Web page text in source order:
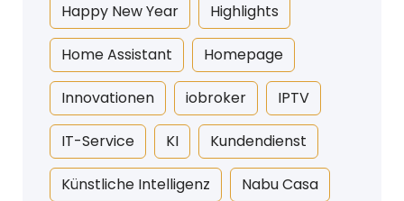
Happy New Year Highlights
Home Assistant Homepage
Innovationen iobroker IPTV
IT-Service KI Kundendienst
Künstliche Intelligenz Nabu Casa